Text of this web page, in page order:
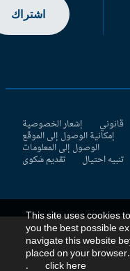
اشتراك
قانوني إشعار الخصوصية
إمكانية الوصول إلى الموقع
الوصول إلى المعلومات
تنبيه احتيال تقديم شكوى
This site uses
you the best
navigate this website
placed on your
click here